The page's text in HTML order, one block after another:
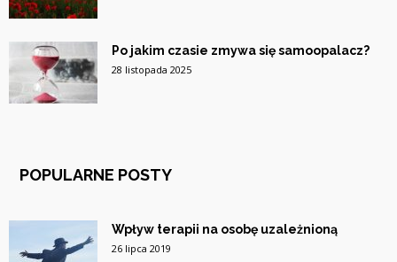
Po jakim czasie zmywa się samoopalacz?
28 listopada 2025
POPULARNE POSTY
Wpływ terapii na osobę uzależnioną
26 lipca 2019